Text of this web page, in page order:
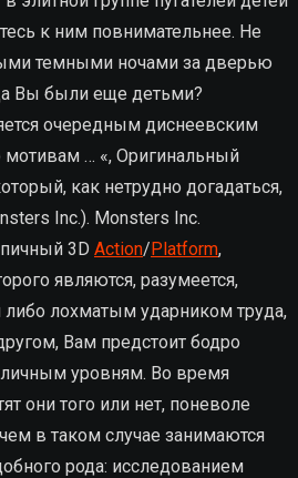
к ним повнимательнее. Не
темными ночами за дверью
Вы были еще детьми?
очередным диснеевским
мотивам … «, Оригинальный
как нетрудно догадаться,
Inc.). Monsters Inc.
3D Action/Platform,
являются, разумеется,
либо лохматым ударником труда,
Вам предстоит бодро
уровням. Во время
они того или нет, поневоле
в таком случае занимаются
рода: исследованием